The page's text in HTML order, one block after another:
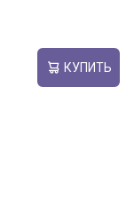
КУПИТЬ